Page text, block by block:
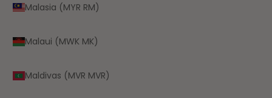
Malasia (MYR RM)
Malaui (MWK MK)
Maldivas (MVR MVR)